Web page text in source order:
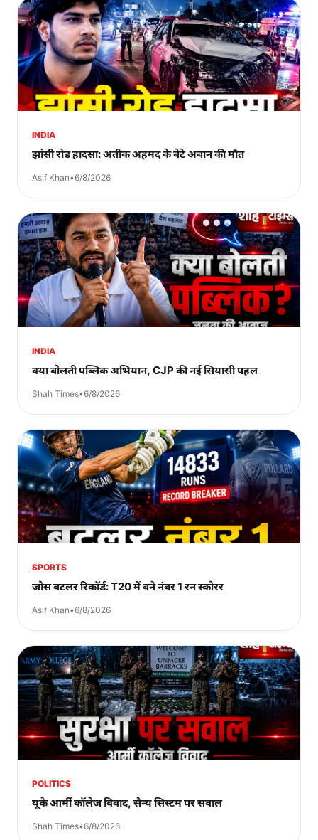
INDIA
झांसी रोड हादसा: अतीक अहमद के बेटे अबान की मौत
Asif Khan•6/8/2026
INDIA
क्या बोलती पब्लिक अभियान, CJP की नई सियासी पहल
Shah Times•6/8/2026
SPORTS
जोस बटलर रिकॉर्ड: T20 में बने नंबर 1 रन स्कोरर
Asif Khan•6/8/2026
POLITICS
यूके आर्मी कॉलेज विवाद, सैन्य सिस्टम पर सवाल
Shah Times•6/8/2026